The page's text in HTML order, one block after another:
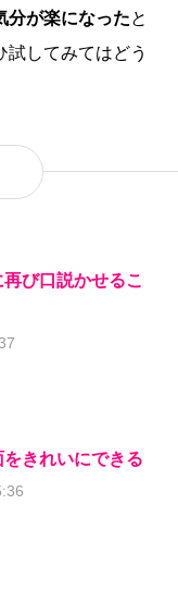
分が楽になったと
してみてはどう
び口説かせるこ
きれいにできる